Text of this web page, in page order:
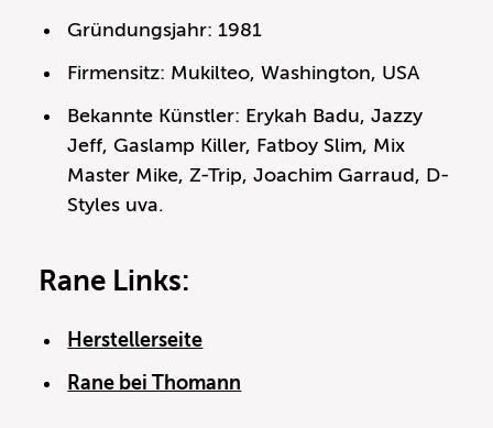
Gründungsjahr: 1981
Firmensitz: Mukilteo, Washington, USA
Bekannte Künstler: Erykah Badu, Jazzy
Jeff, Gaslamp Killer, Fatboy Slim, Mix
Master Mike, Z-Trip, Joachim Garraud, D-
Styles uva.
Rane Links:
Herstellerseite
Rane bei Thomann